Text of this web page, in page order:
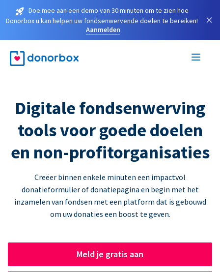
Doe mee aan een demo van 30 minuten om te zien hoe
Donorbox u kan helpen uw fondsenwervende doelen te bereiken!
Aanmelden
×
Digitale fondsenwerving
tools voor goede doelen
en non-profitorganisaties
Creëer binnen enkele minuten een impactvol
donatieformulier of donatiepagina en begin met het
inzamelen van fondsen met een platform dat is gebouwd
om uw donaties een boost te geven.
Meld je gratis aan